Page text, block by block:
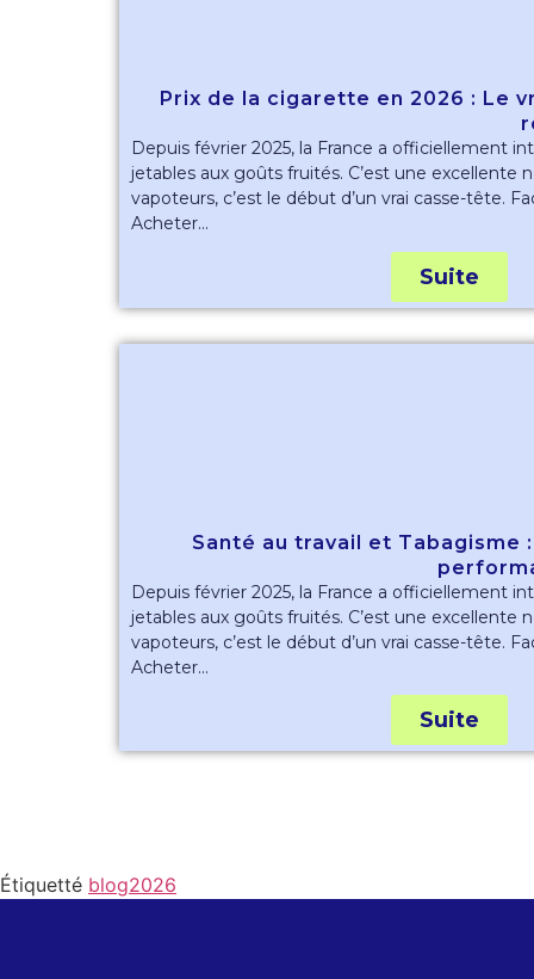
Prix de la cigarette en 2026 : Le
Depuis février 2025, la France a officiellement
jetables aux goûts fruités. C’est une excellente
vapoteurs, c’est le début d’un vrai casse-tête.
Acheter...
Suite
Santé au travail et
Depuis février 2025, la France a officiellement
jetables aux goûts fruités. C’est une excellente
vapoteurs, c’est le début d’un vrai casse-tête.
Acheter...
Suite
Étiquetté blog2026